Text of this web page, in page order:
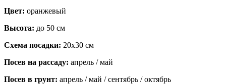
Цвет: оранжевый
Высота: до 50 см
Схема посадки: 20х30 см
Посев на рассаду: апрель / май
Посев в грунт: апрель / май / сентябрь / октябрь